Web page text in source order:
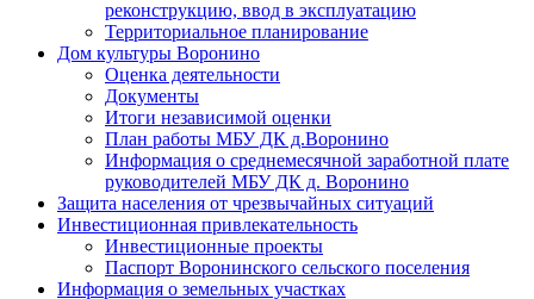
реконструкцию, ввод в эксплуатацию
Территориальное планирование
Дом культуры Воронино
Оценка деятельности
Документы
Итоги независимой оценки
План работы МБУ ДК д.Воронино
Информация о среднемесячной заработной плате
руководителей МБУ ДК д. Воронино
Защита населения от чрезвычайных ситуаций
Инвестиционная привлекательность
Инвестиционные проекты
Паспорт Воронинского сельского поселения
Информация о земельных участках